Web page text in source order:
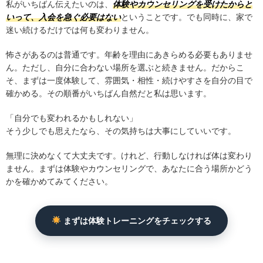
怖さがあるのは普通です。年齢を理由にあきらめる必要もありませ
ん。ただし、自分に合わない場所を選ぶと続きません。だからこ
そ、まずは一度体験して、雰囲気・相性・続けやすさを自分の目で
確かめる。その順番がいちばん自然だと私は思います。
「自分でも変われるかもしれない」
そう少しでも思えたなら、その気持ちは大事にしていいです。
無理に決めなくて大丈夫です。けれど、行動しなければ体は変わり
ません。まずは体験やカウンセリングで、あなたに合う場所かどう
かを確かめてみてください。